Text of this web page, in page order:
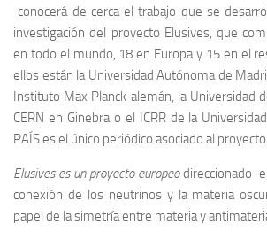
conocerá de cerca el trabajo que se
investigación del proyecto Elusives, que
en todo el mundo, 18 en Europa y 15 en el
ellos están la Universidad Autónoma de
Instituto Max Planck alemán, la Universidad
CERN en Ginebra o el ICRR de la
PAÍS es el único periódico asociado al proyecto.
Elusives es un proyecto europeodireccionado
conexión de los neutrinos y la materia
papel de la simetría entre materia y